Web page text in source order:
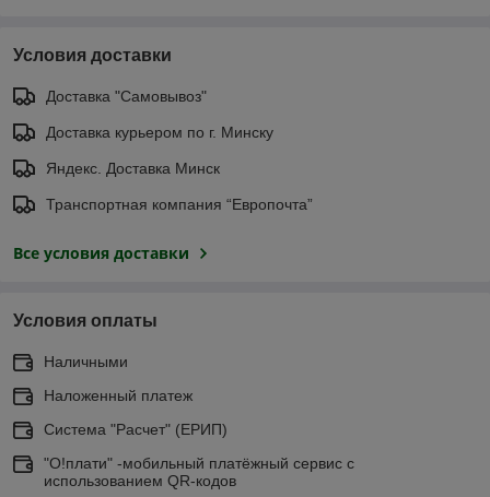
Условия доставки
Доставка "Самовывоз"
Доставка курьером по г. Минску
Яндекс. Доставка Минск
Транспортная компания “Европочта”
Все условия доставки
Условия оплаты
Наличными
Наложенный платеж
Система "Расчет" (ЕРИП)
"О!плати" -мобильный платёжный сервис с
использованием QR-кодов